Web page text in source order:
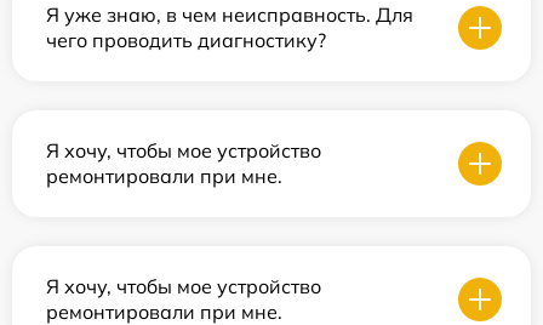
Я уже знаю, в чем неисправность. Для
чего проводить диагностику?
Я хочу, чтобы мое устройство
ремонтировали при мне.
Я хочу, чтобы мое устройство
ремонтировали при мне.